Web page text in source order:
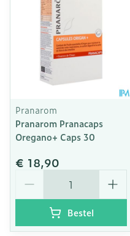
Pranarom
Pranarom Pranacaps
Oregano+ Caps 30
€ 18,90
Bestel